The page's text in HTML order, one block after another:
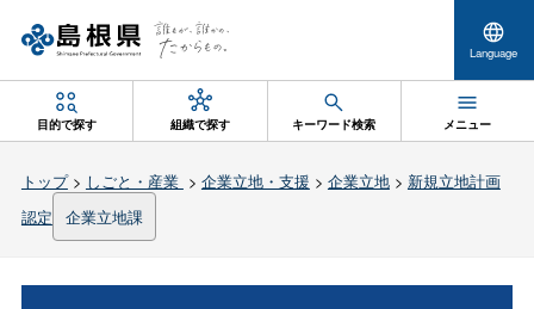
Language
目的で探す 組織で探す キーワード検索 メニュー
トップ> しごと・産業 > 企業立地・支援 > 企業立地> 新規立地計画
認定
企業立地課